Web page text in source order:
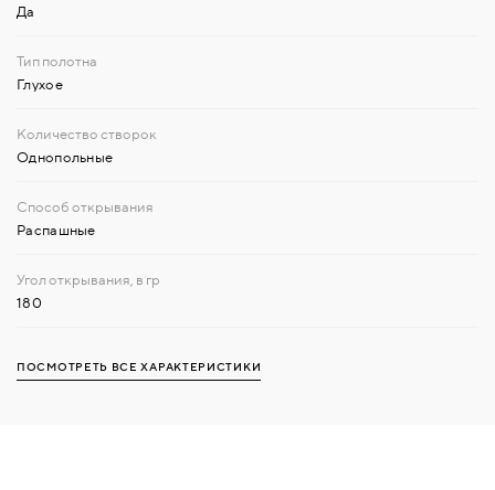
Да
Глухое
Однопольные
Распашные
180
ПОСМОТРЕТЬ ВСЕ ХАРАКТЕРИСТИКИ